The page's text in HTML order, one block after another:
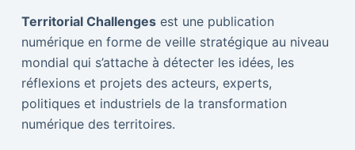
Territorial Challengesest une publication
numérique en forme de veille stratégique au niveau
mondial qui s’attache à détecter les idées, les
réflexions et projets des acteurs, experts,
politiques et industriels de la transformation
numérique des territoires.